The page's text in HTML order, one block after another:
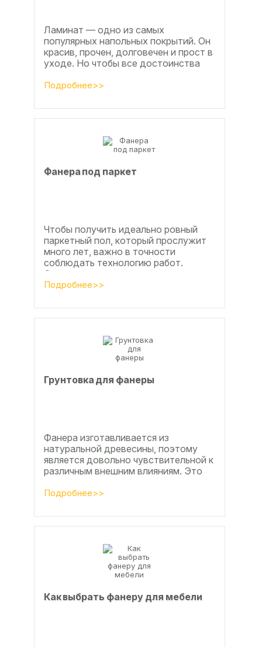
Ламинат — одно из самых
популярных напольных покрытий. Он
красив, прочен, долговечен и прост в
уходе. Но чтобы все достоинства
раскрылись, важно...
Подробнее>>
Фанера под паркет
Чтобы получить идеально ровный
паркетный пол, который прослужит
много лет, важно в точности
соблюдать технологию работ.
Сегодня одним из самых простых и
эффективных методов считается...
Подробнее>>
Грунтовка для фанеры
Фанера изготавливается из
натуральной древесины, поэтому
является довольно чувствительной к
различным внешним влияниям. Это
расширении, растрескивании,...
Подробнее>>
Как выбрать фанеру для мебели